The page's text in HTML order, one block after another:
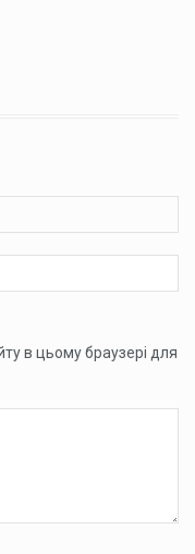
в цьому браузері для